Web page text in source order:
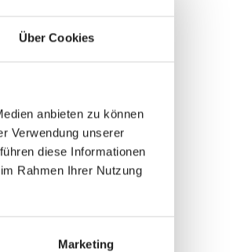
Über Cookies
anbieten zu können
Verwendung unserer
diese Informationen
Rahmen Ihrer Nutzung
Marketing